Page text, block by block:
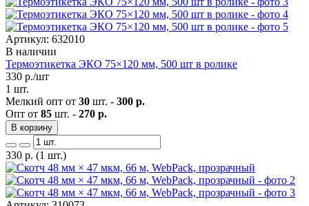
Артикул: 632010
В наличии
Термоэтикетка ЭКО 75×120 мм, 500 шт в ролике
330 р./шт
1 шт.
Мелкий опт от 30 шт. - 300 р.
Опт от 85 шт. - 270 р.
В корзину
330 р. (1 шт.)